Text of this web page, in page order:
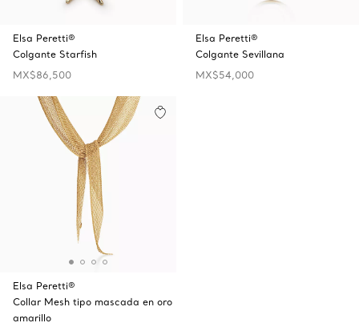
Elsa Peretti®
Colgante Starfish
MX$86,500
Elsa Peretti®
Colgante Sevillana
MX$54,000
Elsa Peretti®
Collar Mesh tipo mascada en oro
amarillo